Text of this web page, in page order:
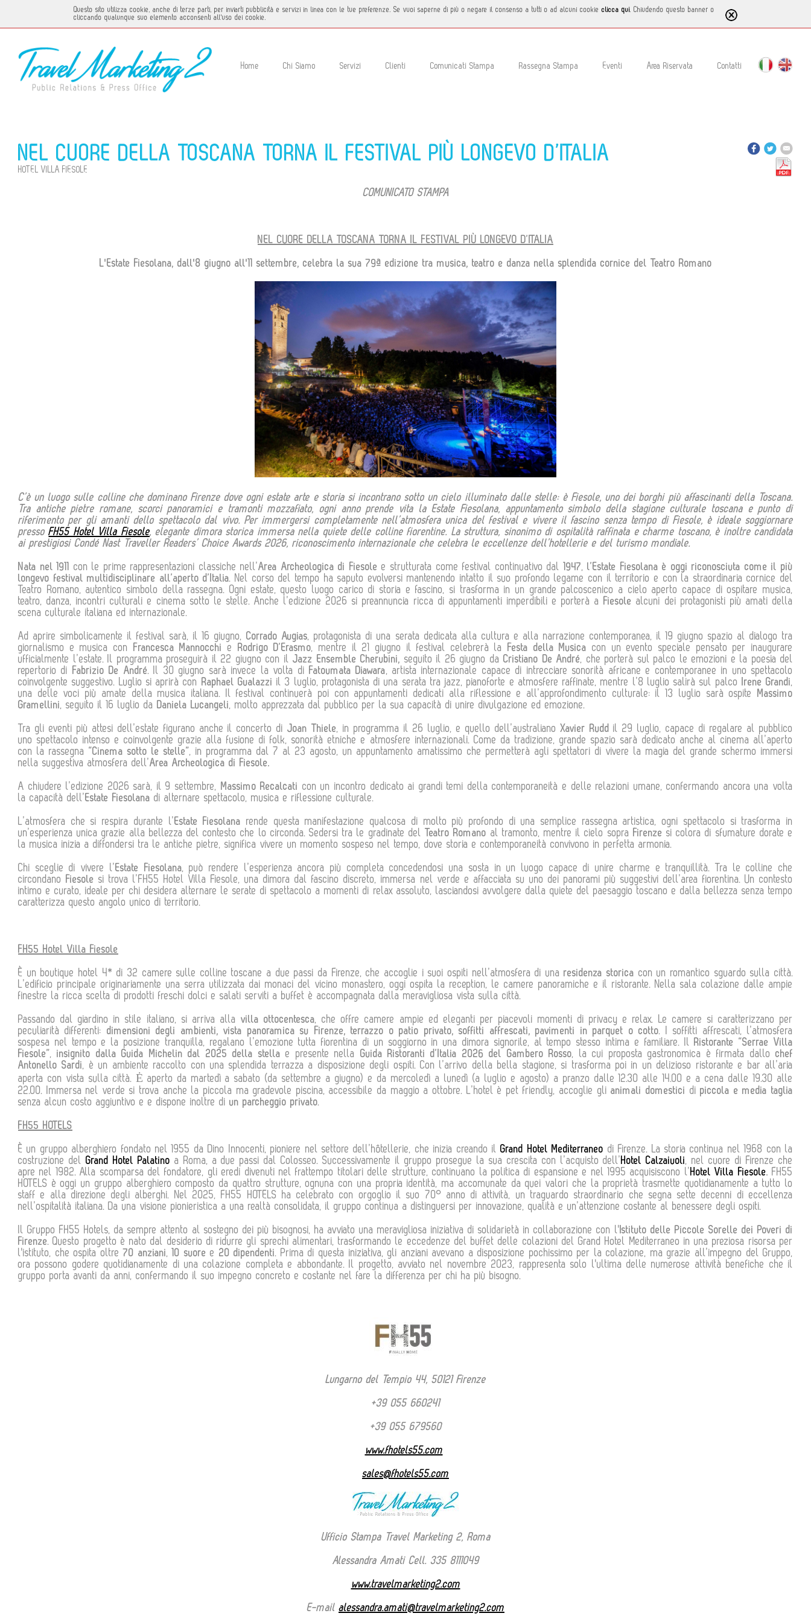
Questo sito utilizza cookie, anche di terze parti, per inviarti pubblicità e servizi in linea con le tue preferenze. Se vuoi saperne di più o negare il consenso a tutti o ad alcuni cookieclicca qui . Chiudendo questo banner o
cliccando qualunque suo elemento acconsenti all'uso dei cookie.
Home Chi Siamo Servizi Clienti Comunicati Stampa Rassegna Stampa Eventi Area Riservata Contatti
NEL CUORE DELLA TOSCANA TORNA IL FESTIVAL PIÙ LONGEVO D’ITALIA
HOTEL VILLA FIESOLE
COMUNICATO STAMPA
NEL CUORE DELLA TOSCANA TORNA IL FESTIVAL PIÙ LONGEVO D’ITALIA
L'Estate Fiesolana, dall'8 giugno all'11 settembre, celebra la sua 79ª edizione tra musica, teatro e danza nella splendida cornice del Teatro Romano
C’è un luogo sulle colline che dominano Firenze dove ogni estate arte e storia si incontrano sotto un cielo illuminato dalle stelle: è Fiesole, uno dei borghi più affascinanti della Toscana.
Tra antiche pietre romane, scorci panoramici e tramonti mozzafiato, ogni anno prende vita la Estate Fiesolana, appuntamento simbolo della stagione culturale toscana e punto di
riferimento per gli amanti dello spettacolo dal vivo. Per immergersi completamente nell’atmosfera unica del festival e vivere il fascino senza tempo di Fiesole, è ideale soggiornare
pressoFH55 Hotel Villa Fiesole, elegante dimora storica immersa nella quiete delle colline fiorentine. La struttura, sinonimo di ospitalità raffinata e charme toscano, è inoltre candidata
ai prestigiosi Condé Nast Traveller Readers’ Choice Awards 2026, riconoscimento internazionale che celebra le eccellenze dell’hotellerie e del turismo mondiale.
Nata nel 1911 con le prime rappresentazioni classiche nell’Area Archeologica di Fiesole e strutturata come festival continuativo dal1947,l’Estate Fiesolana è oggi riconosciuta come il più
longevo festival multidisciplinare all’aperto d’Italia. Nel corso del tempo ha saputo evolversi mantenendo intatto il suo profondo legame con il territorio e con la straordinaria cornice del
Teatro Romano, autentico simbolo della rassegna. Ogni estate, questo luogo carico di storia e fascino, si trasforma in un grande palcoscenico a cielo aperto capace di ospitare musica,
teatro, danza, incontri culturali e cinema sotto le stelle. Anche l’edizione 2026 si preannuncia ricca di appuntamenti imperdibili e porterà a Fiesolealcuni dei protagonisti più amati della
scena culturale italiana ed internazionale.
Ad aprire simbolicamente il festival sarà, il 16 giugno,Corrado Augias, protagonista di una serata dedicata alla cultura e alla narrazione contemporanea, il 19 giugno spazio al dialogo tra
giornalismo e musica con Francesca Mannocchi e Rodrigo D’Erasmo, mentre il 21 giugno il festival celebrerà la Festa della Musicacon un evento speciale pensato per inaugurare
ufficialmente l’estate. Il programma proseguirà il 22 giugno con il Jazz Ensemble Cherubini, seguito il 26 giugno da Cristiano De André, che porterà sul palco le emozioni e la poesia del
repertorio di Fabrizio De André. Il 30 giugno sarà invece la volta di Fatoumata Diawara, artista internazionale capace di intrecciare sonorità africane e contemporanee in uno spettacolo
coinvolgente suggestivo. Luglio si aprirà con Raphael Gualazzi il 3 luglio, protagonista di una serata tra jazz, pianoforte e atmosfere raffinate, mentre l’8 luglio salirà sul palco Irene Grandi,
una delle voci più amate della musica italiana. Il festival continuerà poi con appuntamenti dedicati alla riflessione e all’approfondimento culturale: il 13 luglio sarà ospite Massimo
Gramellini, seguito il 16 luglio da Daniela Lucangeli, molto apprezzata dal pubblico per la sua capacità di unire divulgazione ed emozione.
Tra gli eventi più attesi dell’estate figurano anche il concerto diJoan Thiele, in programma il 26 luglio, e quello dell’australiano Xavier Rudd il 29 luglio, capace di regalare al pubblico
uno spettacolo intenso e coinvolgente grazie alla fusione di folk, sonorità etniche e atmosfere internazionali. Come da tradizione, grande spazio sarà dedicato anche al cinema all’aperto
con la rassegna “Cinema sotto le stelle”, in programma dal 7 al 23 agosto, un appuntamento amatissimo che permetterà agli spettatori di vivere la magia del grande schermo immersi
nella suggestiva atmosfera dell’Area Archeologica di Fiesole.
A chiudere l’edizione 2026 sarà, il 9 settembre, Massimo Recalcati con un incontro dedicato ai grandi temi della contemporaneità e delle relazioni umane, confermando ancora una volta
la capacità dell’Estate Fiesolana di alternare spettacolo, musica e riflessione culturale.
L’atmosfera che si respira durante l’Estate Fiesolana rende questa manifestazione qualcosa di molto più profondo di una semplice rassegna artistica, ogni spettacolo si trasforma in
un’esperienza unica grazie alla bellezza del contesto che lo circonda. Sedersi tra le gradinate delTeatro Romano al tramonto, mentre il cielo sopra Firenze si colora di sfumature dorate e
la musica inizia a diffondersi tra le antiche pietre, significa vivere un momento sospeso nel tempo, dove storia e contemporaneità convivono in perfetta armonia.
Chi sceglie di vivere l’Estate Fiesolana, può rendere l’esperienza ancora più completa concedendosi una sosta in un luogo capace di unire charme e tranquillità. Tra le colline che
circondano Fiesole si trova l’FH55 Hotel Villa Fiesole, una dimora dal fascino discreto, immersa nel verde e affacciata su uno dei panorami più suggestivi dell’area fiorentina. Un contesto
intimo e curato, ideale per chi desidera alternare le serate di spettacolo a momenti di relax assoluto, lasciandosi avvolgere dalla quiete del paesaggio toscano e dalla bellezza senza tempo
caratterizza questo angolo unico di territorio.
FH55 Hotel Villa Fiesole
È un boutique hotel 4* di 32 camere sulle colline toscane a due passi da Firenze, che accoglie i suoi ospiti nell’atmosfera di unaresidenza storica con un romantico sguardo sulla città.
L’edificio principale originariamente una serra utilizzata dai monaci del vicino monastero, oggi ospita la reception, le camere panoramiche e il ristorante. Nella sala colazione dalle ampie
finestre la ricca scelta di prodotti freschi dolci e salati serviti a buffet è accompagnata dalla meravigliosa vista sulla città.
Passando dal giardino in stile italiano, si arriva alla villa ottocentesca, che offre camere ampie ed eleganti per piacevoli momenti di privacy e relax. Le camere si caratterizzano per
peculiarità differenti: dimensioni degli ambienti, vista panoramica su Firenze, terrazzo o patio privato, soffitti affrescati, pavimenti in parquet o cotto. I soffitti affrescati, l’atmosfera
sospesa nel tempo e la posizione tranquilla, regalano l’emozione tutta fiorentina di un soggiorno in una dimora signorile, al tempo stesso intima e familiare. Il Ristorante “Serrae Villa
Fiesole”, insignito dalla Guida Michelin dal 2025 della stellae presente nella Guida Ristoranti d’Italia 2026 del Gambero Rosso, la cui proposta gastronomica è firmata dallochef
Antonello Sardi, è un ambiente raccolto con una splendida terrazza a disposizione degli ospiti. Con l’arrivo della bella stagione, si trasforma poi in un delizioso ristorante e bar all’aria
aperta con vista sulla città. Ė aperto da martedì a sabato (da settembre a giugno) e da mercoledì a lunedì (a luglio e agosto) a pranzo dalle 12.30 alle 14.00 e a cena dalle 19.30 alle
22.00. Immersa nel verde si trova anche la piccola ma gradevole piscina, accessibile da maggio a ottobre. L’hotel è pet friendly, accoglie glianimali domestici dipiccola e media taglia
senza alcun costo aggiuntivo e e dispone inoltre di un parcheggio privato.
FH55 HOTELS
È un gruppo alberghiero fondato nel 1955 da Dino Innocenti, pioniere nel settore dell’hôtellerie, che inizia creando ilGrand Hotel Mediterraneo di Firenze. La storia continua nel 1968 con la
costruzione del Grand Hotel Palatino a Roma, a due passi dal Colosseo. Successivamente il gruppo prosegue la sua crescita con l’acquisto dell’Hotel Calzaiuoli, nel cuore di Firenze che
apre nel 1982. Alla scomparsa del fondatore, gli eredi divenuti nel frattempo titolari delle strutture, continuano la politica di espansione e nel 1995 acquisiscono l’Hotel Villa Fiesole. FH55
HOTELS è oggi un gruppo alberghiero composto da quattro strutture, ognuna con una propria identità, ma accomunate da quei valori che la proprietà trasmette quotidianamente a tutto lo
staff e alla direzione degli alberghi. Nel 2025, FH55 HOTELS ha celebrato con orgoglio il suo 70° anno di attività, un traguardo straordinario che segna sette decenni di eccellenza
nell’ospitalità italiana. Da una visione pionieristica a una realtà consolidata, il gruppo continua a distinguersi per innovazione, qualità e un’attenzione costante al benessere degli ospiti.
Il Gruppo FH55 Hotels, da sempre attento al sostegno dei più bisognosi, ha avviato una meravigliosa iniziativa di solidarietà in collaborazione con l' Istituto delle Piccole Sorelle dei Poveri di
Firenze. Questo progetto è nato dal desiderio di ridurre gli sprechi alimentari, trasformando le eccedenze del buffet delle colazioni del Grand Hotel Mediterraneo in una preziosa risorsa per
l'istituto, che ospita oltre70 anziani,10 suore e 20 dipendenti. Prima di questa iniziativa, gli anziani avevano a disposizione pochissimo per la colazione, ma grazie all’impegno del Gruppo,
ora possono godere quotidianamente di una colazione completa e abbondante. Il progetto, avviato nel novembre 2023, rappresenta solo l'ultima delle numerose attività benefiche che il
gruppo porta avanti da anni, confermando il suo impegno concreto e costante nel fare la differenza per chi ha più bisogno.
Lungarno del Tempio 44, 50121 Firenze
+39 055 660241
+39 055 679560
www.fhotels55.com
sales@fhotels55.com
Ufficio Stampa Travel Marketing 2, Roma
Alessandra Amati Cell. 335 8111049
www.travelmarketing2.com
E-mail alessandra.amati@travelmarketing2.com